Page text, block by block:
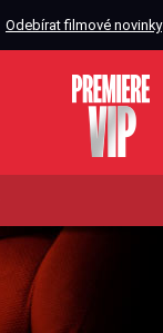
Odebírat filmové novinky